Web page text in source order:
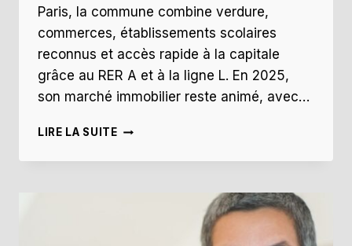
Paris, la commune combine verdure,
commerces, établissements scolaires
reconnus et accès rapide à la capitale
grâce au RER A et à la ligne L. En 2025,
son marché immobilier reste animé, avec…
LIRE LA SUITEOÙ
À